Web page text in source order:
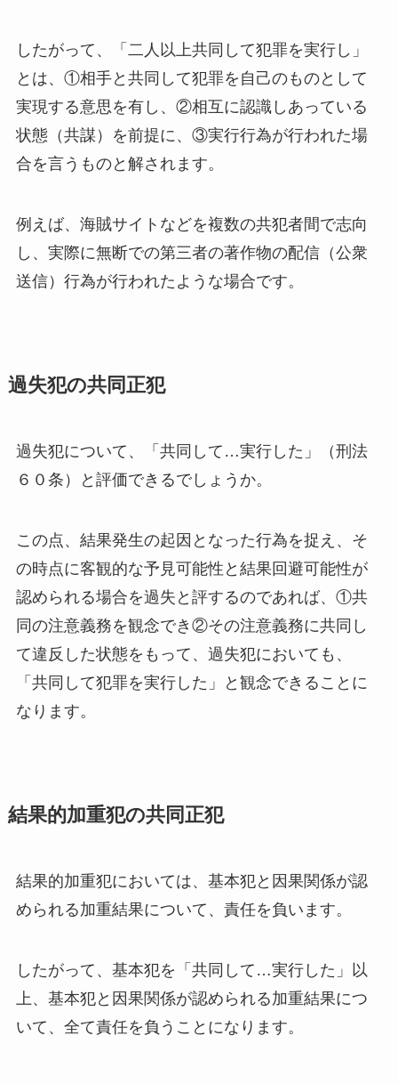
したがって、「二人以上共同して犯罪を実行し」
とは、①相手と共同して犯罪を自己のものとして
実現する意思を有し、②相互に認識しあっている
状態（共謀）を前提に、③実行行為が行われた場
合を言うものと解されます。
例えば、海賊サイトなどを複数の共犯者間で志向
し、実際に無断での第三者の著作物の配信（公衆
送信）行為が行われたような場合です。
過失犯の共同正犯
過失犯について、「共同して…実行した」（刑法
６０条）と評価できるでしょうか。
この点、結果発生の起因となった行為を捉え、そ
の時点に客観的な予見可能性と結果回避可能性が
認められる場合を過失と評するのであれば、①共
同の注意義務を観念でき②その注意義務に共同し
て違反した状態をもって、過失犯においても、
「共同して犯罪を実行した」と観念できることに
なります。
結果的加重犯の共同正犯
結果的加重犯においては、基本犯と因果関係が認
められる加重結果について、責任を負います。
したがって、基本犯を「共同して…実行した」以
上、基本犯と因果関係が認められる加重結果につ
いて、全て責任を負うことになります。